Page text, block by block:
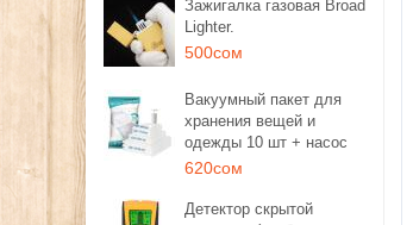
Зажигалка газовая Broad
Lighter.
500сом
Вакуумный пакет для
хранения вещей и
одежды 10 шт + насос
620сом
Детектор скрытой